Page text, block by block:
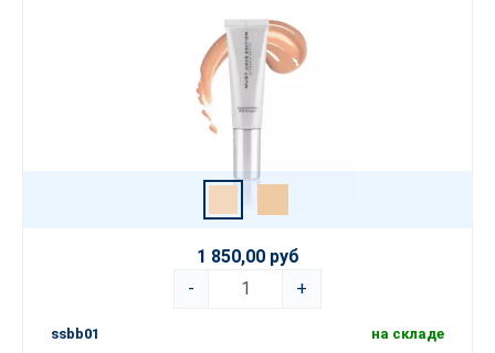
1 850,00 руб
-
+
ssbb01 на складе